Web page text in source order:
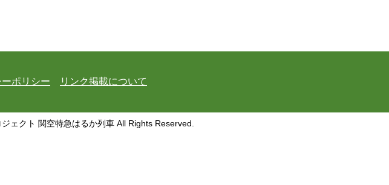
ポリシー リンク掲載について
ェクト 関空特急はるか列車 All Rights Reserved.